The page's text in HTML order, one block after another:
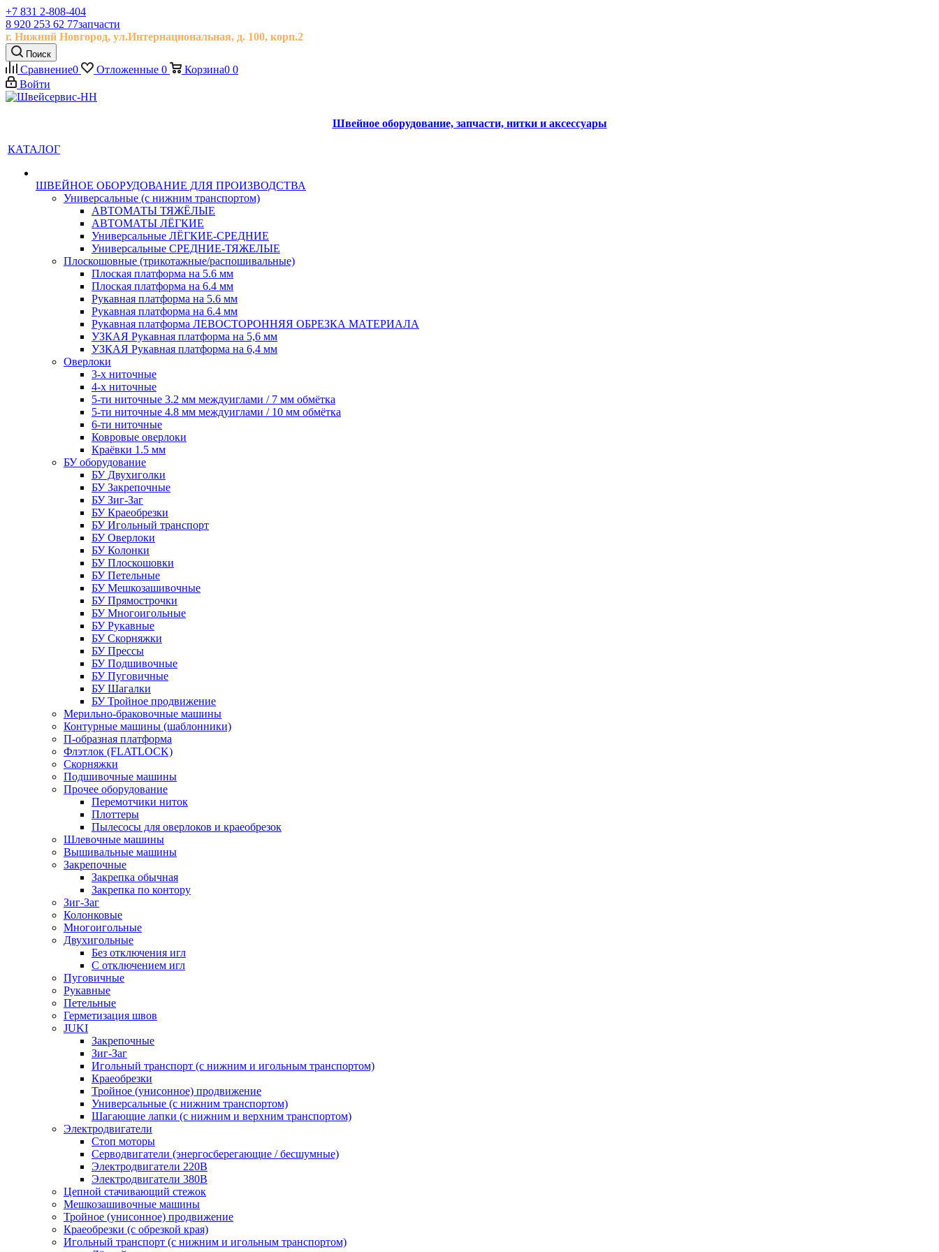
+7 831 2-808-404
8 920 253 62 77запчасти
г. Нижний Новгород, ул.Интернациональная, д. 100, корп.2
Поиск
Сравнение0 Отложенные 0 Корзина0 0
Войти
Швейное оборудование, запчасти, нитки и аксессуары
КАТАЛОГ
ШВЕЙНОЕ ОБОРУДОВАНИЕ ДЛЯ ПРОИЗВОДСТВА
Универсальные (с нижним транспортом)
АВТОМАТЫ ТЯЖЁЛЫЕ
АВТОМАТЫ ЛЁГКИЕ
Универсальные ЛЁГКИЕ-СРЕДНИЕ
Универсальные СРЕДНИЕ-ТЯЖЕЛЫЕ
Плоскошовные (трикотажные/распошивальные)
Плоская платформа на 5.6 мм
Плоская платформа на 6.4 мм
Рукавная платформа на 5.6 мм
Рукавная платформа на 6.4 мм
Рукавная платформа ЛЕВОСТОРОННЯЯ ОБРЕЗКА МАТЕРИАЛА
УЗКАЯ Рукавная платформа на 5,6 мм
УЗКАЯ Рукавная платформа на 6,4 мм
Оверлоки
3-х ниточные
4-х ниточные
5-ти ниточные 3.2 мм междуиглами / 7 мм обмётка
5-ти ниточные 4.8 мм междуиглами / 10 мм обмётка
6-ти ниточные
Ковровые оверлоки
Краёвки 1.5 мм
БУ оборудование
БУ Двухиголки
БУ Закрепочные
БУ Зиг-Заг
БУ Краеобрезки
БУ Игольный транспорт
БУ Оверлоки
БУ Колонки
БУ Плоскошовки
БУ Петельные
БУ Мешкозашивочные
БУ Прямострочки
БУ Многоигольные
БУ Рукавные
БУ Скорняжки
БУ Прессы
БУ Подшивочные
БУ Пуговичные
БУ Шагалки
БУ Тройное продвижение
Мерильно-браковочные машины
Контурные машины (шаблонники)
П-образная платформа
Флэтлок (FLATLOCK)
Скорняжки
Подшивочные машины
Прочее оборудование
Перемотчики ниток
Плоттеры
Пылесосы для оверлоков и краеобрезок
Шлевочные машины
Вышивальные машины
Закрепочные
Закрепка обычная
Закрепка по контору
Зиг-Заг
Колонковые
Многоигольные
Двухигольные
Без отключения игл
С отключением игл
Пуговичные
Рукавные
Петельные
Герметизация швов
JUKI
Закрепочные
Зиг-Заг
Игольный транспорт (с нижним и игольным транспортом)
Краеобрезки
Тройное (унисонное) продвижение
Универсальные (с нижним транспортом)
Шагающие лапки (с нижним и верхним транспортом)
Электродвигатели
Стоп моторы
Серводвигатели (энергосберегающие / бесшумные)
Электродвигатели 220В
Электродвигатели 380В
Цепной стачивающий стежок
Мешкозашивочные машины
Тройное (унисонное) продвижение
Краеобрезки (с обрезкой края)
Игольный транспорт (с нижним и игольным транспортом)